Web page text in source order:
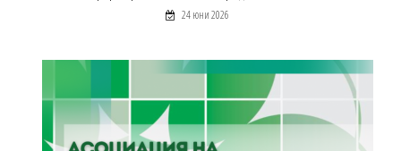
24 юни 2026